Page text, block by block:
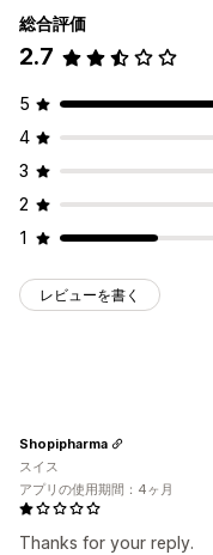
総合評価
2.7
5
4
3
2
1
レビューを書く
Thanks for your reply.
Shopipharma
スイス
アプリの使用期間：4ヶ月